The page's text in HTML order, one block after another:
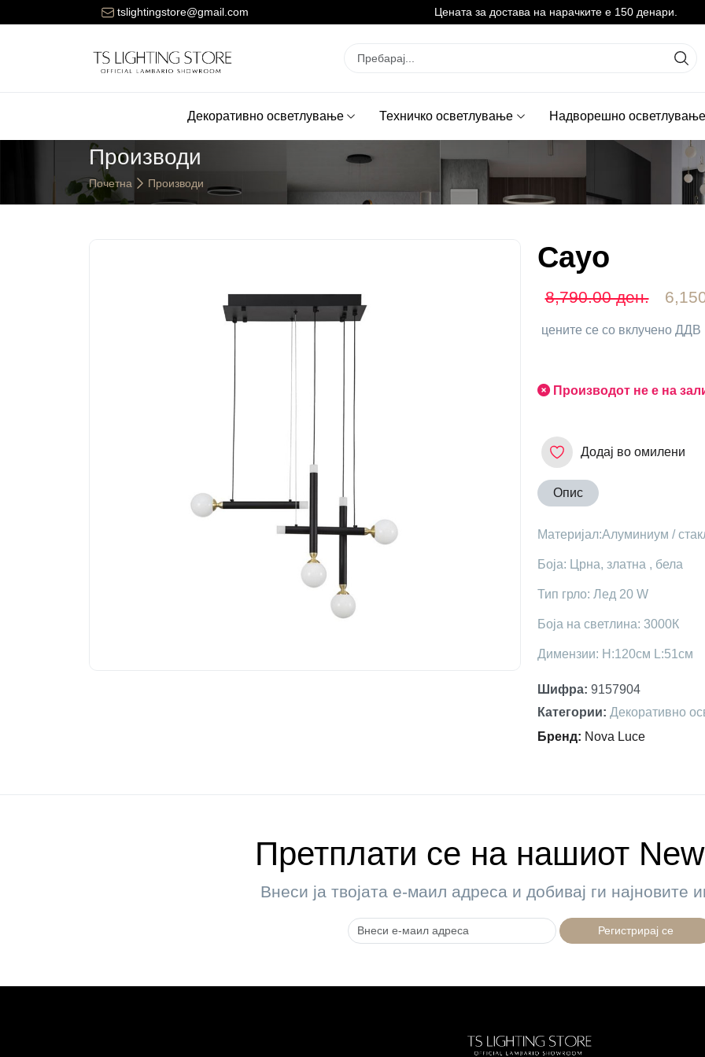
tslightingstore@gmail.com
за достава на нарачките е 150 денари. Цената за достава на нарачките е 150 денари.
Декоративно осветлување Техничко осветлување Надворешно осветлување
Производи
Почетна Производи
Cayo
8,790.00 ден.
цените се со вклучено ДДВ
Производот не е на
Додај во омилени
Опис
Материјал:Алуминиум /
Боја: Црна, златна , бела
Тип грло: Лед 20 W
Боја на светлина: 3000К
Димензии: H:120см L:51см
Шифра: 9157904
Категории: Декоративно
Бренд: Nova Luce
Претплати се на нашиот
Внеси ја твојата е-маил адреса и добивај ги најновите
Регистрирај се